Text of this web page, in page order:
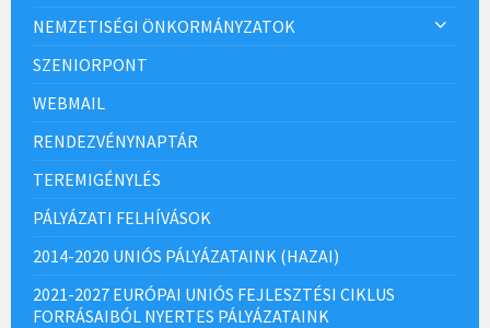
NEMZETISÉGI ÖNKORMÁNYZATOK
SZENIORPONT
WEBMAIL
RENDEZVÉNYNAPTÁR
TEREMIGÉNYLÉS
PÁLYÁZATI FELHÍVÁSOK
2014-2020 UNIÓS PÁLYÁZATAINK (HAZAI)
2021-2027 EURÓPAI UNIÓS FEJLESZTÉSI CIKLUS
FORRÁSAIBÓL NYERTES PÁLYÁZATAINK